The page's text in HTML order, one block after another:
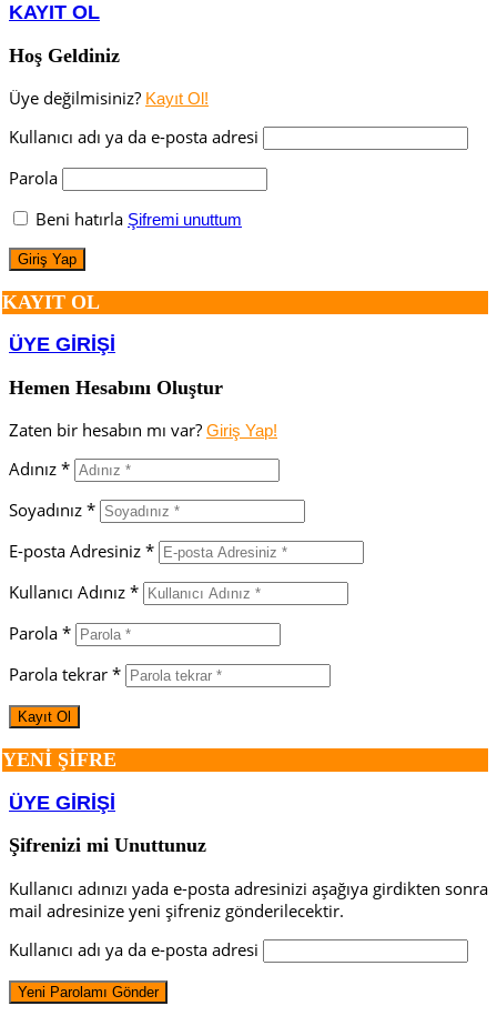
KAYIT OL
Hoş Geldiniz
Üye değilmisiniz? Kayıt Ol!
Kullanıcı adı ya da e-posta adresi
Parola
Beni hatırla Şifremi unuttum
KAYIT OL
ÜYE GİRİŞİ
Hemen Hesabını Oluştur
Zaten bir hesabın mı var? Giriş Yap!
Adınız *
Soyadınız *
E-posta Adresiniz *
Kullanıcı Adınız *
Parola *
Parola tekrar *
YENİ ŞİFRE
ÜYE GİRİŞİ
Şifrenizi mi Unuttunuz
Kullanıcı adınızı yada e-posta adresinizi aşağıya girdikten sonra
mail adresinize yeni şifreniz gönderilecektir.
Kullanıcı adı ya da e-posta adresi